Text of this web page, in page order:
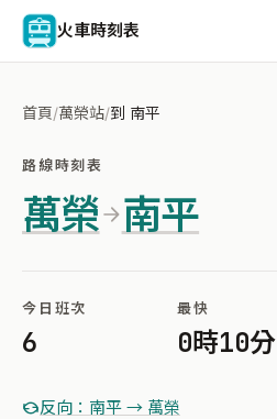
火車時刻表
首頁/萬榮站/到 南平
路線時刻表
萬榮 南平
今日班次
6
最快
0時10分
反向：南平 → 萬榮